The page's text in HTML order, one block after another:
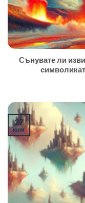
Сънувате ли
27
юли